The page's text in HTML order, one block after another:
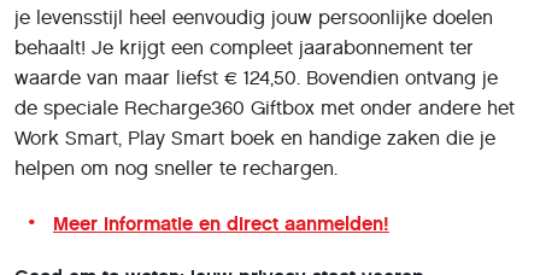
je levensstijl heel eenvoudig jouw persoonlijke doelen
behaalt! Je krijgt een compleet jaarabonnement ter
waarde van maar liefst € 124,50. Bovendien ontvang je
de speciale Recharge360 Giftbox met onder andere het
Work Smart, Play Smart boek en handige zaken die je
helpen om nog sneller te rechargen.
Meer informatie en direct aanmelden!